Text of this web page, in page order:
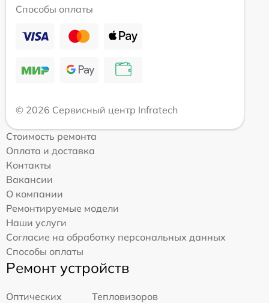
Способы оплаты
© 2026 Сервисный центр Infratech
Стоимость ремонта
Оплата и доставка
Контакты
Вакансии
О компании
Ремонтируемые модели
Наши услуги
Согласие на обработку персональных данных
Способы оплаты
Ремонт устройств
Оптических
Тепловизоров